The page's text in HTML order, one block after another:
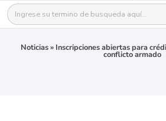
Buscar:
Noticias» Inscripciones abiertas para
conflicto armado